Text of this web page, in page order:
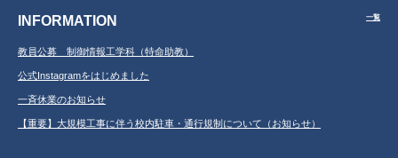
INFORMATION 一覧
教員公募 制御情報工学科（特命助教）
公式Instagramをはじめました
一斉休業のお知らせ
【重要】大規模工事に伴う校内駐車・通行規制について（お知らせ）